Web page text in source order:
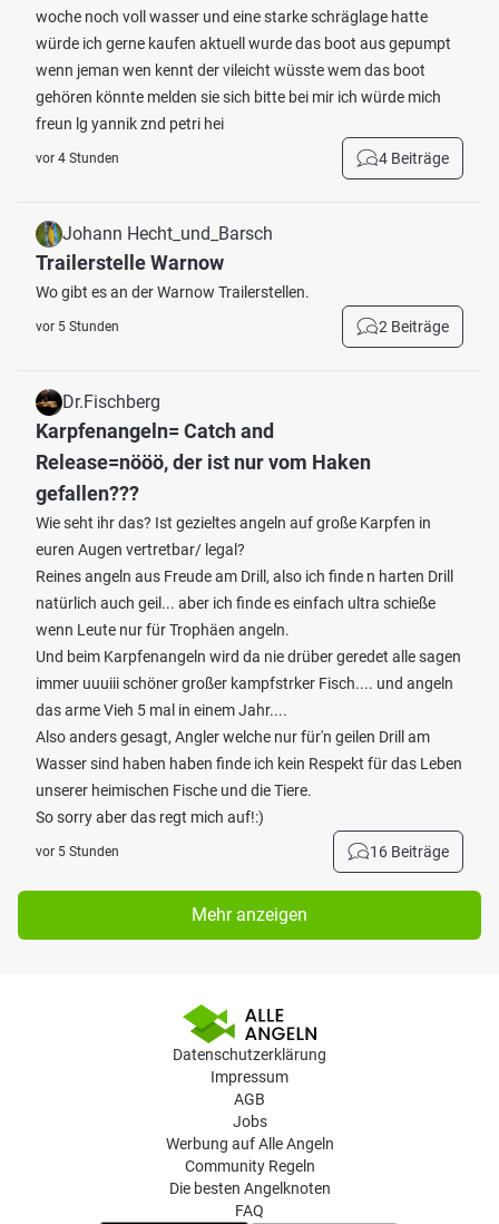
woche noch voll wasser und eine starke schräglage hatte
würde ich gerne kaufen aktuell wurde das boot aus gepumpt
wenn jeman wen kennt der vileicht wüsste wem das boot
gehören könnte melden sie sich bitte bei mir ich würde mich
freun lg yannik znd petri hei
vor 4 Stunden 4 Beiträge
Johann Hecht_und_Barsch
Trailerstelle Warnow
Wo gibt es an der Warnow Trailerstellen.
vor 5 Stunden 2 Beiträge
Dr.Fischberg
Karpfenangeln= Catch and
Release=nööö, der ist nur vom Haken
gefallen???
Wie seht ihr das? Ist gezieltes angeln auf große Karpfen in
euren Augen vertretbar/ legal?
Reines angeln aus Freude am Drill, also ich finde n harten Drill
natürlich auch geil... aber ich finde es einfach ultra schieße
wenn Leute nur für Trophäen angeln.
Und beim Karpfenangeln wird da nie drüber geredet alle sagen
immer uuuiii schöner großer kampfstrker Fisch.... und angeln
das arme Vieh 5 mal in einem Jahr....
Also anders gesagt, Angler welche nur für'n geilen Drill am
Wasser sind haben haben finde ich kein Respekt für das Leben
unserer heimischen Fische und die Tiere.
So sorry aber das regt mich auf!:)
vor 5 Stunden 16 Beiträge
Mehr anzeigen
Datenschutzerklärung
Impressum
AGB
Jobs
Werbung auf Alle Angeln
Community Regeln
Die besten Angelknoten
FAQ